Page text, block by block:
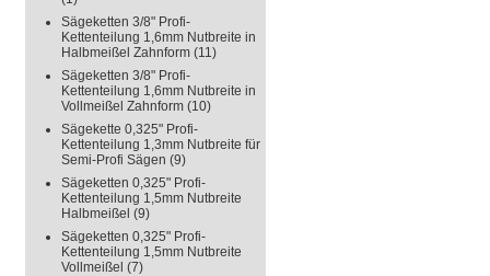
Sägeketten 3/8" Profi-
Kettenteilung 1,6mm Nutbreite in
Halbmeißel Zahnform (11)
Sägeketten 3/8" Profi-
Kettenteilung 1,6mm Nutbreite in
Vollmeißel Zahnform (10)
Sägekette 0,325" Profi-
Kettenteilung 1,3mm Nutbreite für
Semi-Profi Sägen (9)
Sägeketten 0,325" Profi-
Kettenteilung 1,5mm Nutbreite
Halbmeißel (9)
Sägeketten 0,325" Profi-
Kettenteilung 1,5mm Nutbreite
Vollmeißel (7)